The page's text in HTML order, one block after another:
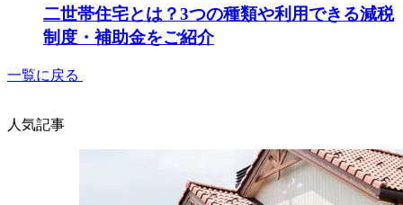
二世帯住宅とは？3つの種類や利用できる減税
制度・補助金をご紹介
一覧に戻る
人気記事